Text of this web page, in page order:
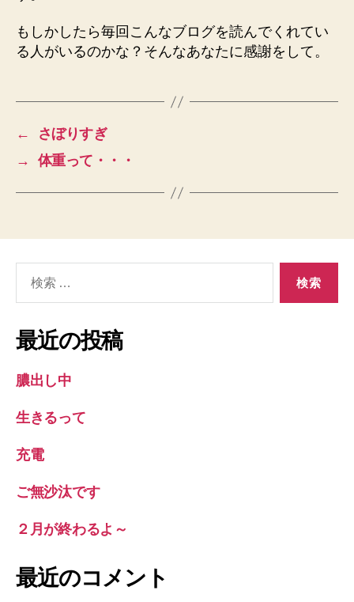
もしかしたら毎回こんなブログを読んでくれてい
る人がいるのかな？そんなあなたに感謝をして。
←
さぼりすぎ
→
体重って・・・
象:
最近の投稿
膿出し中
生きるって
充電
ご無沙汰です
２月が終わるよ～
最近のコメント